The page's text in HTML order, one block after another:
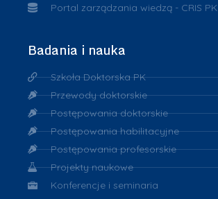
Portal zarządzania wiedzą - CRIS PK
Badania i nauka
Szkoła Doktorska PK
Przewody doktorskie
Postępowania doktorskie
Postępowania habilitacyjne
Postępowania profesorskie
Projekty naukowe
Konferencje i seminaria